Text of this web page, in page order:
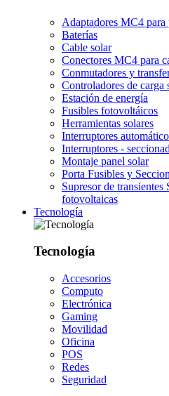
Adaptadores MC4 para
Baterías
Cable solar
Conectores MC4 para
Conmutadores y
Controladores de carga
Estación de energía
Fusibles fotovoltáicos
Herramientas solares
Interruptores
Interruptores -
Montaje panel solar
Porta Fusibles y
Supresor de
fotovoltaicas
Tecnología
Tecnología
Accesorios
Computo
Electrónica
Gaming
Movilidad
Oficina
POS
Redes
Seguridad